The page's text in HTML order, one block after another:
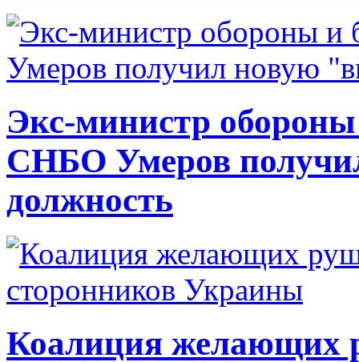
Экс-министр
СНБО Умеров
должность
Коалиция желающих